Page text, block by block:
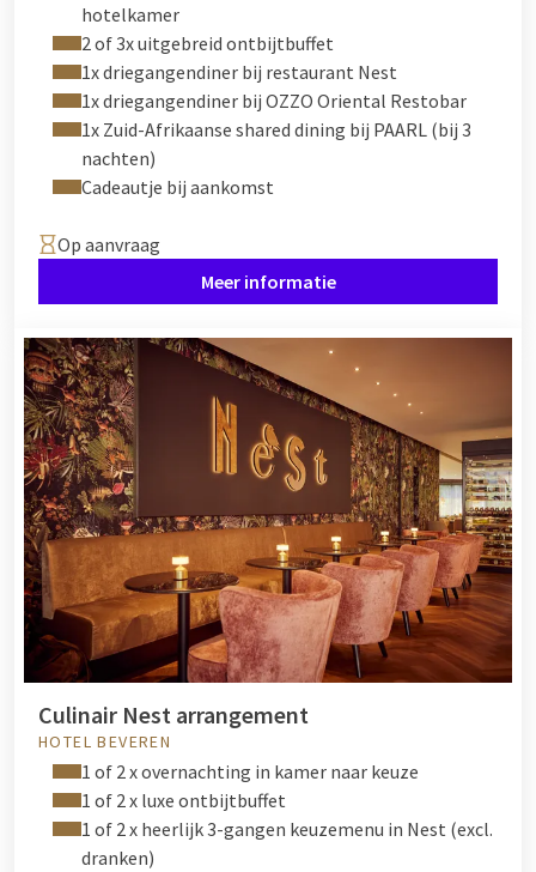
hotelkamer
2 of 3x uitgebreid ontbijtbuffet
1x driegangendiner bij restaurant Nest
1x driegangendiner bij OZZO Oriental Restobar
1x Zuid-Afrikaanse shared dining bij PAARL (bij 3
nachten)
Cadeautje bij aankomst
Op aanvraag
Meer informatie
Culinair Nest arrangement
HOTEL BEVEREN
1 of 2 x overnachting in kamer naar keuze
1 of 2 x luxe ontbijtbuffet
1 of 2 x heerlijk 3-gangen keuzemenu in Nest (excl.
dranken)